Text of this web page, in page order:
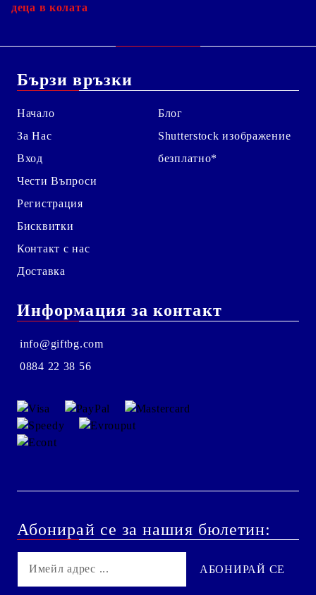
деца в колата
Бързи връзки
Начало
За Нас
Вход
Чести Въпроси
Регистрация
Бисквитки
Контакт с нас
Доставка
Блог
Shutterstock изображение
безплатно*
Информация за контакт
info@giftbg.com
0884 22 38 56
Абонирай се за нашия бюлетин: